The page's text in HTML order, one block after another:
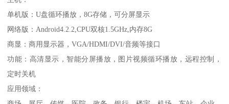
单机版：U盘循环播放，8G存储，可分屏显示
网络版：Android4.2.2,CPU双核1.5GHz,内存8G
商显：商用显示器，VGA/HDMI/DVI/音频等接口
功能：高清显示，智能分屏播放，图片视频循环播放，远程控制，
定时关机
应用领域：